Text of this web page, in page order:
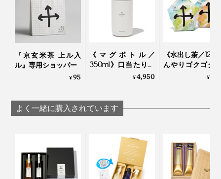
なんとその餅粒を、備長炭の炭火で丁寧に炙って焼き上
げていくという、こだわりの深さです。
写真は個包装タイプ（12Pボックス、ギフトセット）
抹茶の原料であるてん茶の茎だけを選別した、茎ほうじ
成分・カテキンの含有量が少なく、旨み成分・テアニン
が豊富でやさしい甘みが広がります。
「炒り餅」の香ばしさにやさしく寄り添えるよう、味が
おいしい飲み方の目安は、ティーバッグ1袋に対して熱
ま。ぜひおためしください。
『京玄米茶 上ル入
ル』専用ショッパー
¥95
《マグボトル／
350ml》口当たりの
いい飲み口、ひとひ
入ルオリジナルボト
ル
¥4,950
《水出し茶／12P
んやりゴクゴク
長炭でていねい
¥
よく一緒に購入されています